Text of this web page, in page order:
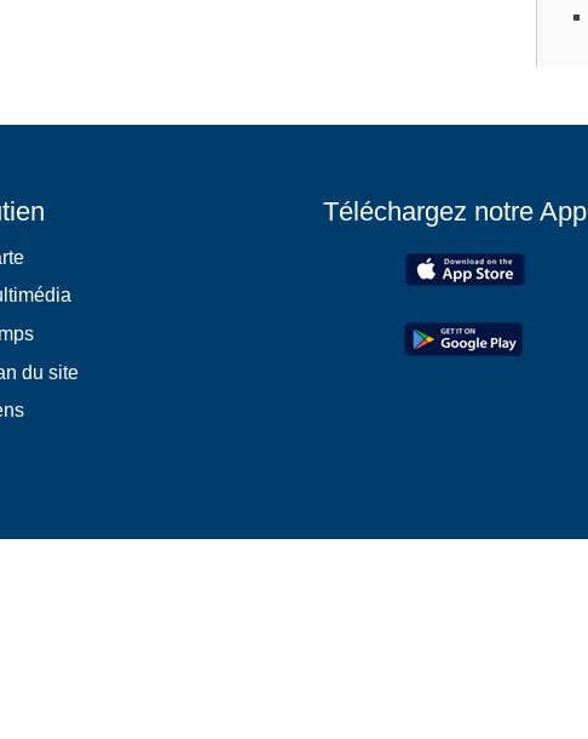
du site
Téléchargez notre App